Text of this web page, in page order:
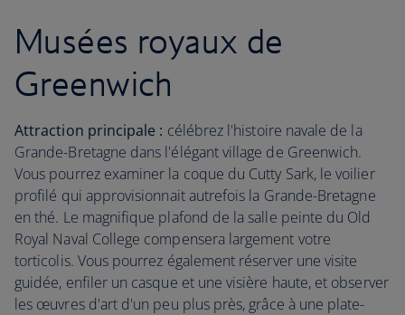
Musées royaux de
Greenwich
Attraction principale : célébrez l'histoire navale de la
Grande-Bretagne dans l'élégant village de Greenwich.
Vous pourrez examiner la coque du Cutty Sark, le voilier
profilé qui approvisionnait autrefois la Grande-Bretagne
en thé. Le magnifique plafond de la salle peinte du Old
Royal Naval College compensera largement votre
torticolis. Vous pourrez également réserver une visite
guidée, enfiler un casque et une visière haute, et observer
les œuvres d'art d'un peu plus près, grâce à une plate-